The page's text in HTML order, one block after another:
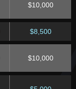
$10,000
$8,500
$10,000